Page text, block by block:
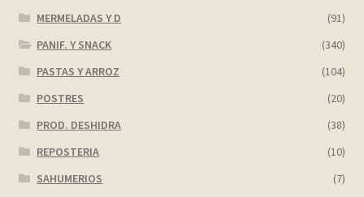
MERMELADAS Y D
(91)
PANIF. Y SNACK
(340)
PASTAS Y ARROZ
(104)
POSTRES
(20)
PROD. DESHIDRA
(38)
REPOSTERIA
(10)
SAHUMERIOS
(7)